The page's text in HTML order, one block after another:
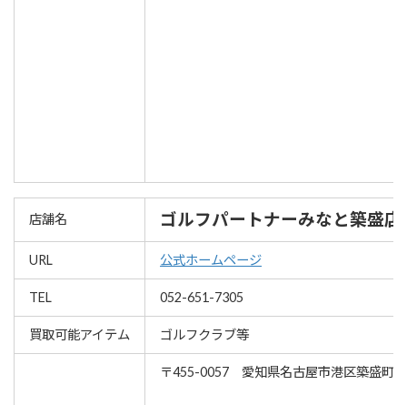
店舗名 ゴルフパートナーみなと築盛店
URL 公式ホームページ
TEL 052-651-7305
買取可能アイテム ゴルフクラブ等
〒455-0057 愛知県名古屋市港区築盛町